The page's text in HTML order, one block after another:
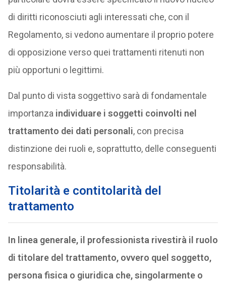
di diritti riconosciuti agli interessati che, con il
Regolamento, si vedono aumentare il proprio potere
di opposizione verso quei trattamenti ritenuti non
più opportuni o legittimi.
Dal punto di vista soggettivo sarà di fondamentale
importanza individuare i soggetti coinvolti nel
trattamento dei dati personali, con precisa
distinzione dei ruoli e, soprattutto, delle conseguenti
responsabilità.
Titolarità e contitolarità del
trattamento
In linea generale, il professionista rivestirà il ruolo
di titolare del trattamento, ovvero quel soggetto,
persona fisica o giuridica che, singolarmente o